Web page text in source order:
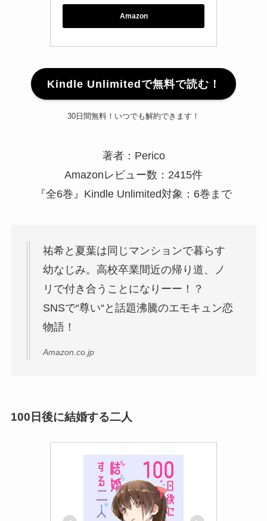
Amazon
Kindle Unlimitedで無料で読む！
30日間無料！いつでも解約できます！
著者：Perico
Amazonレビュー数：2415件
『全6巻』Kindle Unlimited対象：6巻まで
祐希と夏葉は同じマンションで暮らす
幼なじみ。高校卒業間近の帰り道、ノ
リで付き合うことになりーー！？
SNSで“尊い“と話題沸騰のエモキュン恋
物語！
Amazon.co.jp
100日後に結婚する二人